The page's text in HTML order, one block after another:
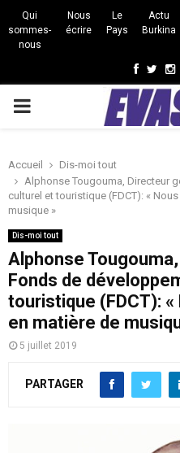
Qui
sommes-
nous
Nous
écrire
Le
Pays
Actu
Burkina
PRIMARY
Accueil
Dis-moi tout
Alphonse Tougouma, Directeur
culturel et touristique (FDCT): «
musique »
Dis-moi tout
Alphonse
Fonds de
touristique (FDCT):
en matière de
5 juillet 2019
PARTAGER